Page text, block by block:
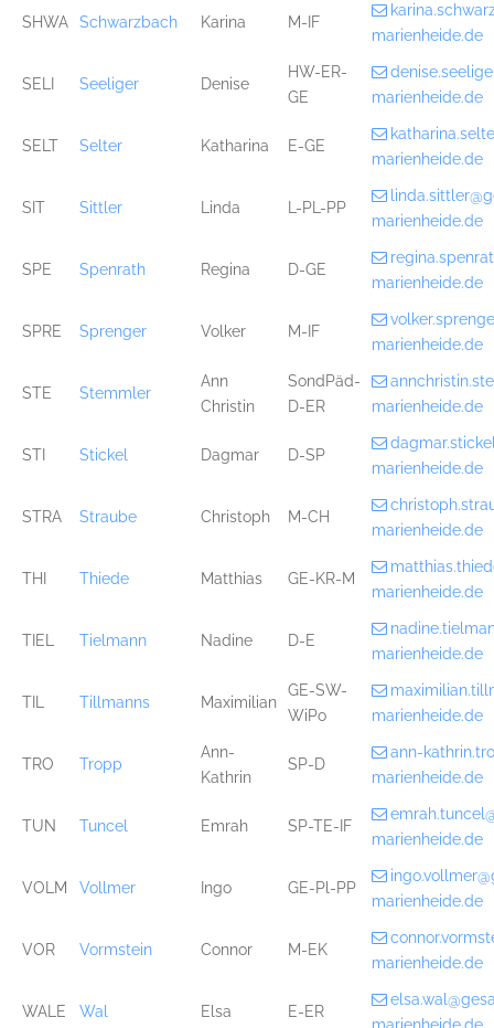
SHWA Schwarzbach Karina M-IF
marienheide.de
SELI Seeliger Denise
HW-ER-
GE
marienheide.de
SELT Selter Katharina E-GE
marienheide.de
SIT Sittler Linda L-PL-PP
marienheide.de
SPE Spenrath Regina D-GE
marienheide.de
SPRE Sprenger Volker M-IF
marienheide.de
STE Stemmler
Ann
Christin
SondPäd-
D-ER
marienheide.de
STI Stickel Dagmar D-SP
marienheide.de
STRA Straube Christoph M-CH
marienheide.de
THI Thiede Matthias GE-KR-M
marienheide.de
TIEL Tielmann Nadine D-E
marienheide.de
TIL Tillmanns Maximilian
GE-SW-
WiPo
marienheide.de
TRO Tropp
Ann-
Kathrin
SP-D
ann-
marienheide.de
TUN Tuncel Emrah SP-TE-IF
marienheide.de
VOLM Vollmer Ingo GE-Pl-PP
marienheide.de
VOR Vormstein Connor M-EK
marienheide.de
WALE Wal Elsa E-ER